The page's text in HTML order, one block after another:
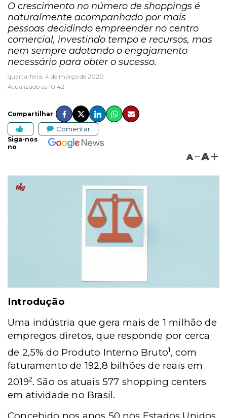
O crescimento no número de shoppings é
naturalmente acompanhado por mais
pessoas decidindo empreender no centro
comercial, investindo tempo e recursos, mas
nem sempre adotando o engajamento
necessário para obter o sucesso.
quarta-feira, 4 de março de 2020
Atualizado às 10:42
Compartilhar
Comentar
Siga-nos
no
A A
Introdução
Uma indústria que gera mais de 1 milhão de
empregos diretos, que responde por cerca
de 2,5% do Produto Interno Bruto1, com
faturamento de 192,8 bilhões de reais em
20192. São os atuais 577 shopping centers
em atividade no Brasil.
Concebido nos anos 50 nos Estados Unidos,